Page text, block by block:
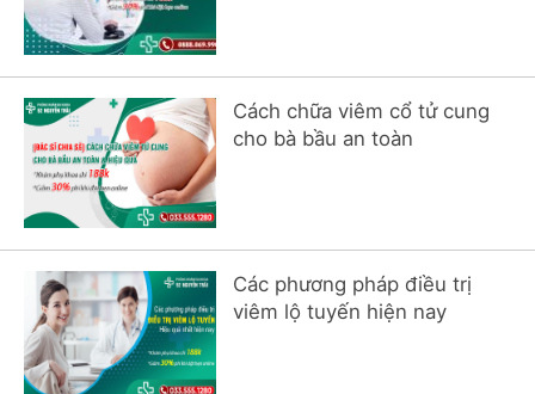
Cách chữa viêm cổ tử cung
cho bà bầu an toàn
Các phương pháp điều trị
viêm lộ tuyến hiện nay